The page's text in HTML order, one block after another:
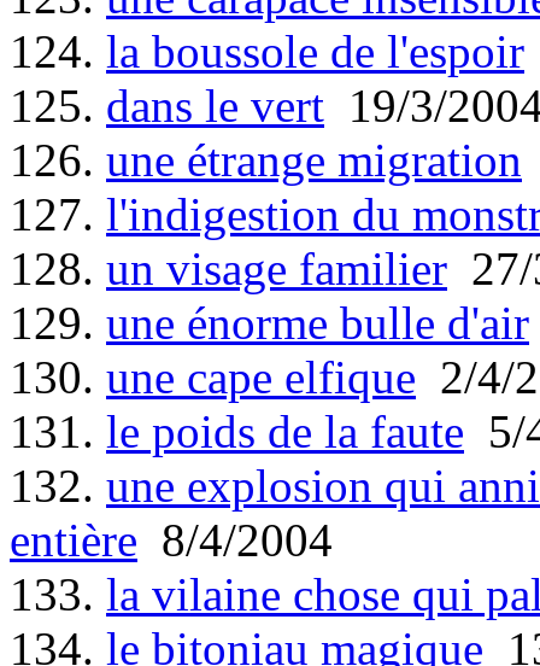
124. la boussole de l'espoir
125. dans le vert 19/3/
126. une étrange migration
127. l'indigestion du
128. un visage familier
129. une énorme bulle d'air
130. une cape elfique 2/4/
131. le poids de la faute 5/
132. une explosion qui
entière 8/4/2004
133. la vilaine chose qui
134. le bitoniau magique